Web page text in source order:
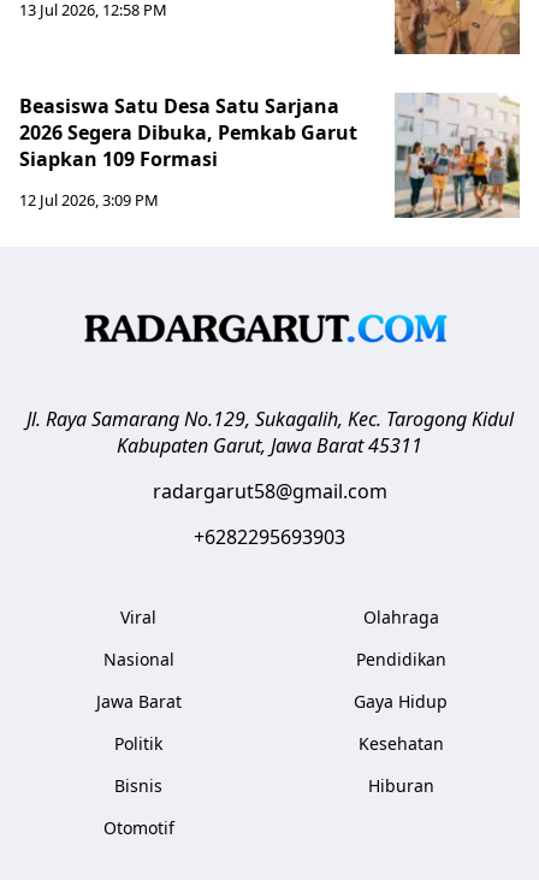
13 Jul 2026, 12:58 PM
Beasiswa Satu Desa Satu Sarjana
2026 Segera Dibuka, Pemkab Garut
Siapkan 109 Formasi
12 Jul 2026, 3:09 PM
Jl. Raya Samarang No.129, Sukagalih, Kec. Tarogong Kidul
Kabupaten Garut, Jawa Barat45311
radargarut58@gmail.com
+6282295693903
Viral
Nasional
Jawa Barat
Politik
Bisnis
Otomotif
Olahraga
Pendidikan
Gaya Hidup
Kesehatan
Hiburan